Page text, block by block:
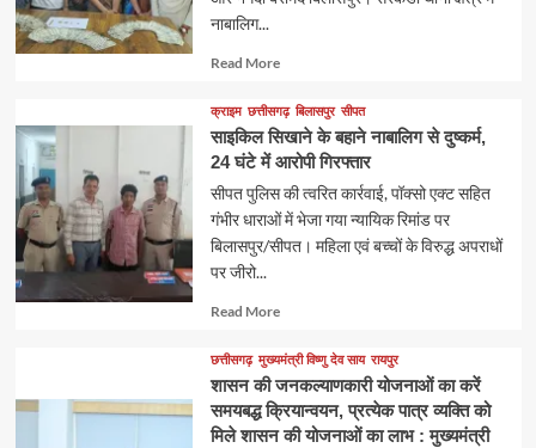
नाबालिग...
Read MoreRead
about
क्राइम छत्तीसगढ़ बिलासपुर सीपत
साइकिल सिखाने के बहाने नाबालिग से दुष्कर्म,
24 घंटे में आरोपी गिरफ्तार
सीपत पुलिस की त्वरित कार्रवाई, पॉक्सो एक्ट सहित
गंभीर धाराओं में भेजा गया न्यायिक रिमांड पर
बिलासपुर/सीपत। महिला एवं बच्चों के विरुद्ध अपराधों
पर जीरो...
Read MoreRead
about
छत्तीसगढ़ मुख्यमंत्री विष्णु देव साय रायपुर
शासन की जनकल्याणकारी योजनाओं का करें
समयबद्ध क्रियान्वयन, प्रत्येक पात्र व्यक्ति को
मिले शासन की योजनाओं का लाभ : मुख्यमंत्री